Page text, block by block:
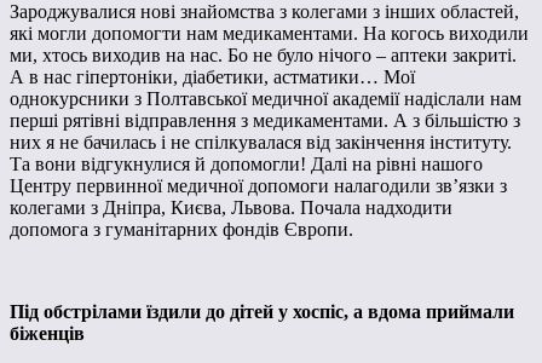
Зароджувалися нові знайомства з колегами з інших областей,
які могли допомогти нам медикаментами. На когось виходили
ми, хтось виходив на нас. Бо не було нічого – аптеки закриті.
А в нас гіпертоніки, діабетики, астматики… Мої
однокурсники з Полтавської медичної академії надіслали нам
перші рятівні відправлення з медикаментами. А з більшістю з
них я не бачилась і не спілкувалася від закінчення інституту.
Та вони відгукнулися й допомогли! Далі на рівні нашого
Центру первинної медичної допомоги налагодили зв’язки з
колегами з Дніпра, Києва, Львова. Почала надходити
допомога з гуманітарних фондів Європи.
Під обстрілами їздили до дітей у хоспіс, а вдома приймали
біженців